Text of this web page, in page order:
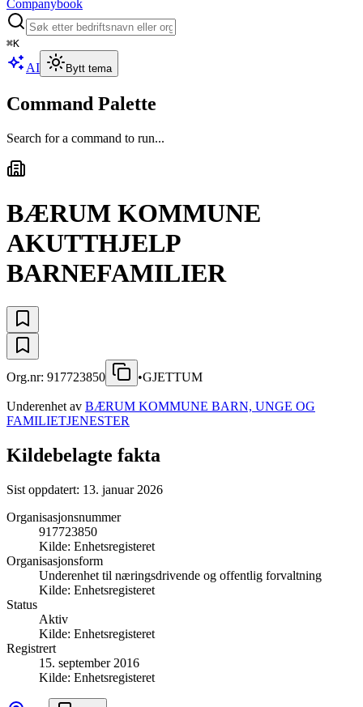
Companybook
⌘K
AI Bytt tema
Command Palette
Search for a command to run...
BÆRUM KOMMUNE
AKUTTHJELP
BARNEFAMILIER
Org.nr: 917723850 •GJETTUM
Underenhet av BÆRUM KOMMUNE BARN, UNGE OG
FAMILIETJENESTER
Kildebelagte fakta
Sist oppdatert: 13. januar 2026
Organisasjonsnummer
917723850
Kilde: Enhetsregisteret
Organisasjonsform
Underenhet til næringsdrivende og offentlig forvaltning
Kilde: Enhetsregisteret
Status
Aktiv
Kilde: Enhetsregisteret
Registrert
15. september 2016
Kilde: Enhetsregisteret